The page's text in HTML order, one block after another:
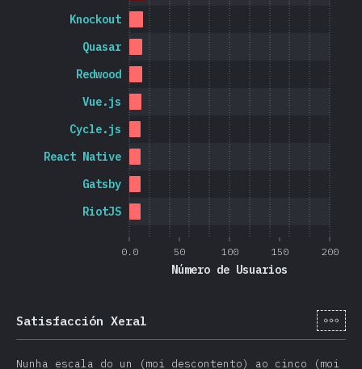
0.0 50 100 150 200
Número de Usuarios
RiotJS
Gatsby
React Native
Cycle.js
Vue.js
Redwood
Quasar
Knockout
Satisfacción Xeral [gl-
Nunha escala do un (moi descontento) ao cinco (moi